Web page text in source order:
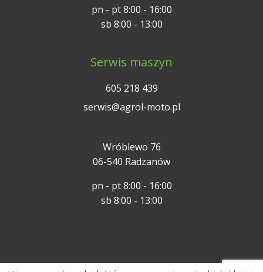
pn - pt 8:00 - 16:00
sb 8:00 - 13:00
Serwis maszyn
605 218 439
serwis@agrol-moto.pl
Wróblewo 76
06-540 Radzanów
pn - pt 8:00 - 16:00
sb 8:00 - 13:00